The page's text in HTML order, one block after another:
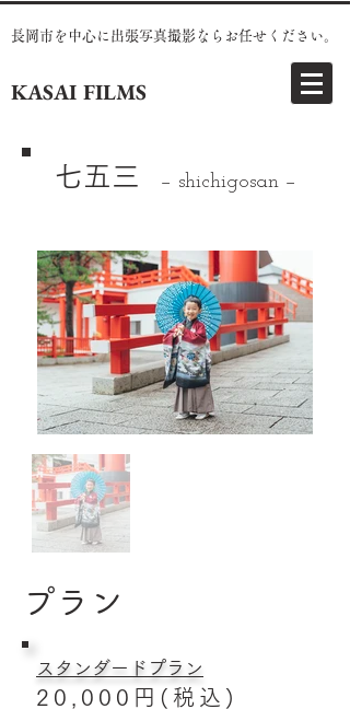
長岡市を中心に出張写真撮影ならお任せください。
KASAI FILMS
七五三 − shichigosan −
​プラン
スタンダードプラン
20,000円​(税込)